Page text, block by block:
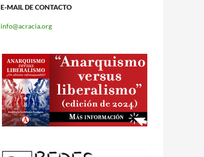
E-MAIL DE CONTACTO
info@acracia.org